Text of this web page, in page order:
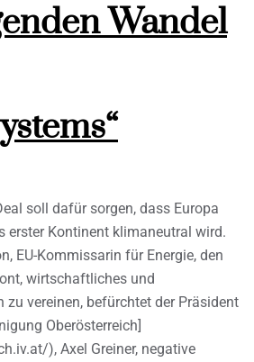
Wandel
soll dafür sorgen, dass Europa
erster Kontinent klimaneutral wird.
EU-Kommissarin für Energie, den
wirtschaftliches und
zu vereinen, befürchtet der Präsident
Oberösterreich]
), Axel Greiner, negative